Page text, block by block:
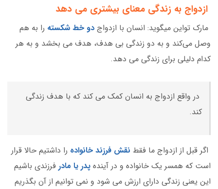
ازدواج به زندگی معنای بیشتری می دهد
مارک تواین میگوید: انسان با ازدواج دو خط شکسته را به هم
وصل می‌کند و به دو زندگی بی هدف، هدف می بخشد و به هر
کدام دلیلی برای زندگی می دهد.
در واقع ازدواج به انسان کمک می کند که با هدف زندگی
کند.
اگر قبل از ازدواج ما فقط نقش فرزند خانواده را داشتیم حالا قرار
است که همسر یک خانواده و در آینده پدر یا مادر فرزندی باشیم
این یعنی زندگی دارای ارزش می شود و نمی توانیم از آن بگذریم